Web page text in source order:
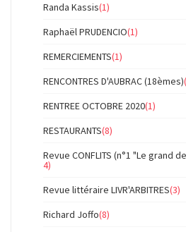
Randa Kassis(1)
Raphaël PRUDENCIO(1)
REMERCIEMENTS(1)
RENCONTRES D'AUBRAC (18èmes)
RENTREE OCTOBRE 2020(1)
RESTAURANTS(8)
Revue CONFLITS (n°1 "Le grand
4)
Revue littéraire LIVR'ARBITRES(3)
Richard Joffo(8)